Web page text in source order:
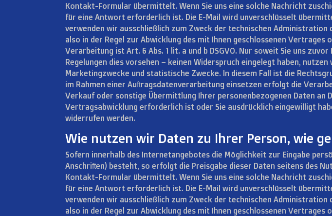
Kontakt-Formular übermittelt. Wenn Sie uns eine solche Nachricht
für eine Antwort erforderlich ist. Die E-Mail wird unverschlüsselt
verwenden wir ausschließlich zum Zweck der technischen
also in der Regel zur Abwicklung des mit Ihnen geschlossenen
Verarbeitung ist Art. 6 Abs. 1 lit. a und b DSGVO. Nur soweit Sie uns
Regelungen dies vorsehen – keinen Widerspruch eingelegt haben,
Marketingzwecke und statistische Zwecke. In diesem Fall ist die
im Rahmen einer Auftragsdatenverarbeitung einsetzen erfolgt die
Verkauf oder sonstige Übermittlung Ihrer personenbezogenen Daten an
Vertragsabwicklung erforderlich ist oder Sie ausdrücklich eingewilligt
widerrufen werden.
Wie nutzen wir Daten zu Ihrer Person, wie
Sofern innerhalb des Internetangebotes die Möglichkeit zur Eingabe
Anschriften) besteht, so erfolgt die Preisgabe dieser Daten seitens des
Kontakt-Formular übermittelt. Wenn Sie uns eine solche Nachricht
für eine Antwort erforderlich ist. Die E-Mail wird unverschlüsselt
verwenden wir ausschließlich zum Zweck der technischen
also in der Regel zur Abwicklung des mit Ihnen geschlossenen